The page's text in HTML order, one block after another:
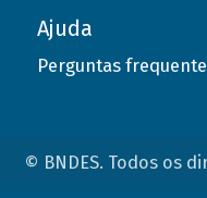
Ajuda
Perguntas
© BNDES. Todos os